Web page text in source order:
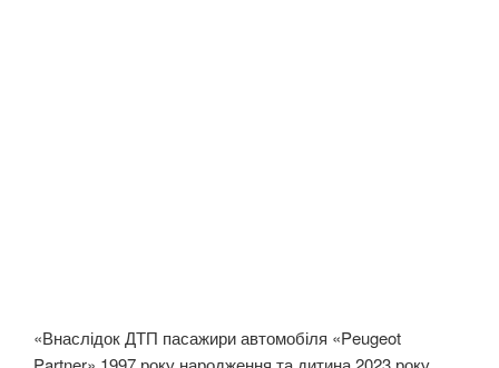
«Внаслідок ДТП пасажири автомобіля «Peugeot